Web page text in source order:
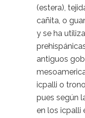
(estera),
cañita, o
y se ha
antiguos
icpalli o
pues según
en los icpalli